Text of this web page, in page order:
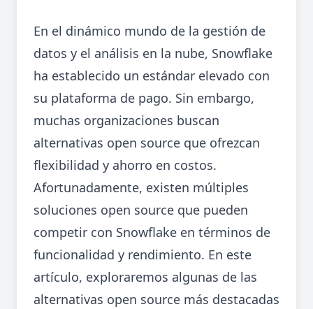
En el dinámico mundo de la gestión de
datos y el análisis en la nube, Snowflake
ha establecido un estándar elevado con
su plataforma de pago. Sin embargo,
muchas organizaciones buscan
alternativas open source que ofrezcan
flexibilidad y ahorro en costos.
Afortunadamente, existen múltiples
soluciones open source que pueden
competir con Snowflake en términos de
funcionalidad y rendimiento. En este
artículo, exploraremos algunas de las
alternativas open source más destacadas